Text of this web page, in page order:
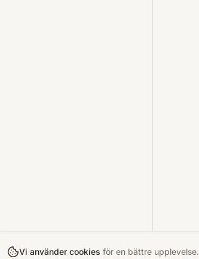
Vi använder cookies för en bättre upplevelse.